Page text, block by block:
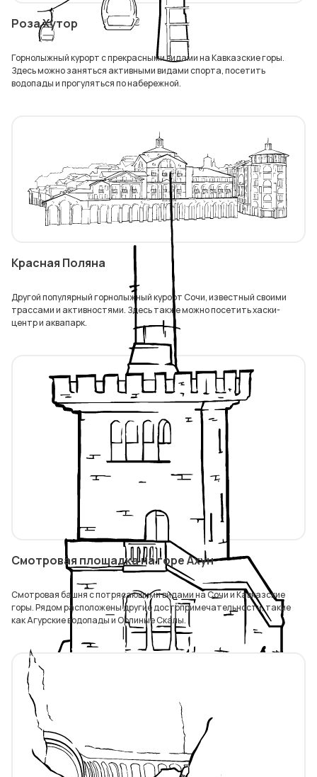
Роза Хутор
Горнолыжный курорт с прекрасными видами на Кавказские горы.
Здесь можно заняться активными видами спорта, посетить
водопады и прогуляться по набережной.
Красная Поляна
Другой популярный горнолыжный курорт Сочи, известный своими
трассами и активностями. Здесь также можно посетить хаски-
центр и аквапарк.
Смотровая площадка на горе Ахун
Смотровая башня с потрясающими видами на Сочи и Кавказские
горы. Рядом расположены другие достопримечательности, такие
как Агурские водопады и Орлиные Скалы.